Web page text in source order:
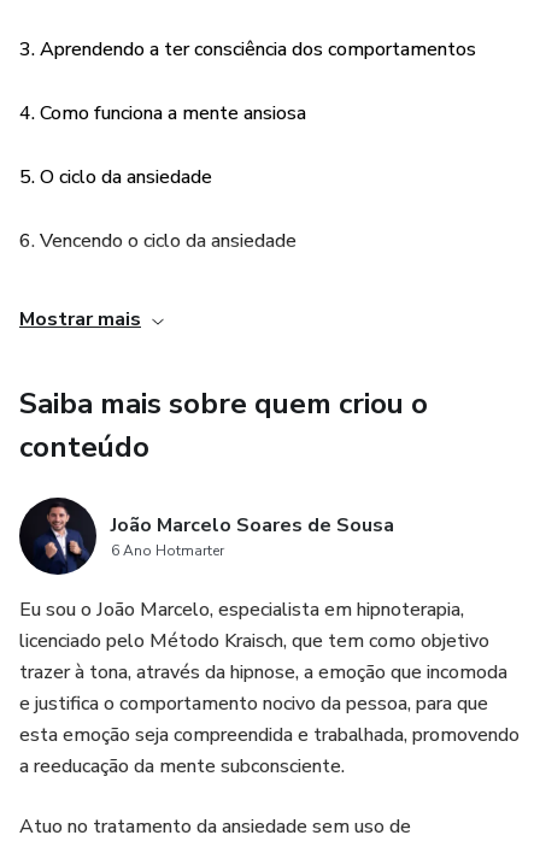
3. Aprendendo a ter consciência dos comportamentos
4. Como funciona a mente ansiosa
5. O ciclo da ansiedade
6. Vencendo o ciclo da ansiedade
9. Considerações finais
Mostrar mais
Saiba mais sobre quem criou o
conteúdo
João Marcelo Soares de Sousa
6 Ano Hotmarter
Eu sou o João Marcelo, especialista em hipnoterapia,
licenciado pelo Método Kraisch, que tem como objetivo
trazer à tona, através da hipnose, a emoção que incomoda
e justifica o comportamento nocivo da pessoa, para que
esta emoção seja compreendida e trabalhada, promovendo
a reeducação da mente subconsciente.
Atuo no tratamento da ansiedade sem uso de